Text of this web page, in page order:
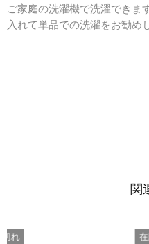
ご家庭の洗濯機で洗濯できま
入れて単品での洗濯をお勧め
関